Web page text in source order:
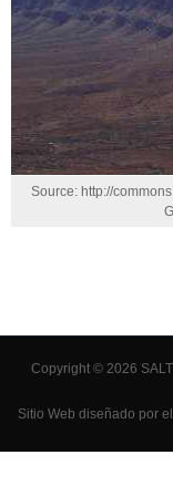
Source: http://
Copyright © 2026
Sitio Web diseñado por